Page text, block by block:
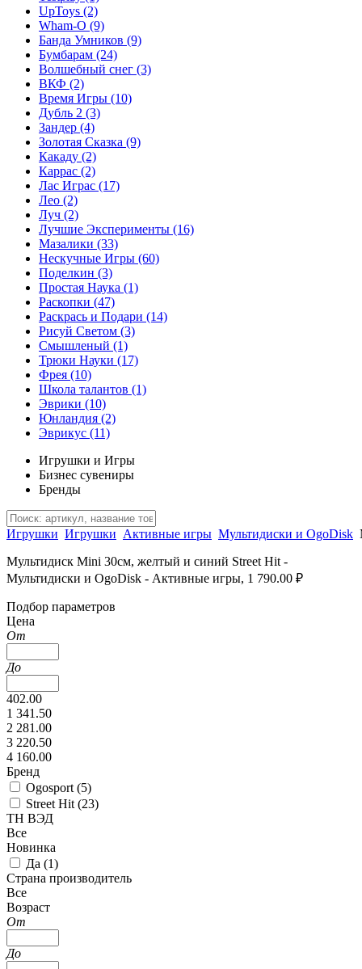
UpToys (2)
Wham-O (9)
Банда Умников (9)
Бумбарам (24)
Волшебный снег (3)
ВКФ (2)
Время Игры (10)
Дубль 2 (3)
Зандер (4)
Золотая Сказка (9)
Какаду (2)
Каррас (2)
Лас Играс (17)
Лео (2)
Луч (2)
Лучшие Эксперименты (16)
Мазалики (33)
Нескучные Игры (60)
Поделкин (3)
Простая Наука (1)
Раскопки (47)
Раскрась и Подари (14)
Рисуй Светом (3)
Смышленый (1)
Трюки Науки (17)
Фрея (10)
Школа талантов (1)
Эврики (10)
Юнландия (2)
Эврикус (11)
Игрушки и Игры
Бизнес сувениры
Бренды
Игрушки Игрушки Активные игры Мультидиски и OgoDisk
Мультидиск Mini 30см, желтый и синий Street Hit -
Мультидиски и OgoDisk - Активные игры, 1 790.00 ₽
Подбор параметров
Цена
От
До
402.00
1 341.50
2 281.00
3 220.50
4 160.00
Бренд
Ogosport (5)
Street Hit (23)
ТН ВЭД
Все
Новинка
Да (1)
Страна производитель
Все
Возраст
От
До